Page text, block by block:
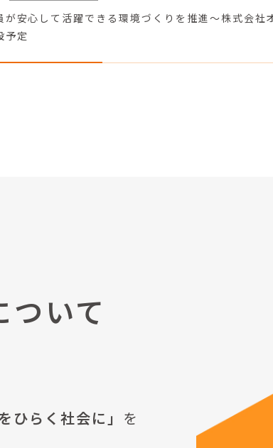
が安心して活躍できる環境づくりを推進～株式会社
予定
ついて
ひらく社会に」 を